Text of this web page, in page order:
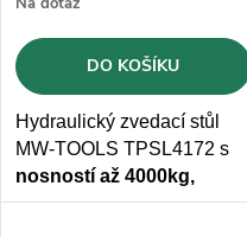
o
d
u
k
o
d
u
k
DO KOŠÍKU
Hydraulický zvedací stůl
MW-TOOLS TPSL4172 s
nosností až 4000kg,
výškouzvedání 2050mma